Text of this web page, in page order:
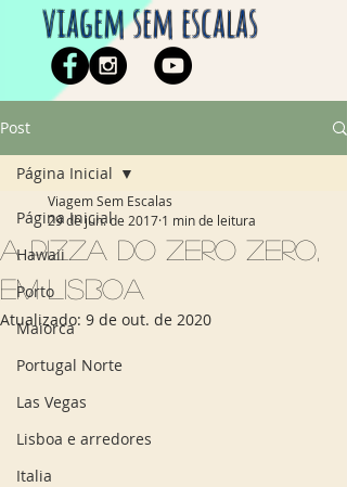
viagem sem escalas
Post
Página Inicial
Hawaii
Porto
Maiorca
Portugal Norte
Las Vegas
Lisboa e arredores
Italia
Página Inicial
A pizza do Zero Zero,
em Lisboa
Viagem Sem Escalas
29 de jun. de 2017 1 min de leitura
Atualizado: 9 de out. de 2020